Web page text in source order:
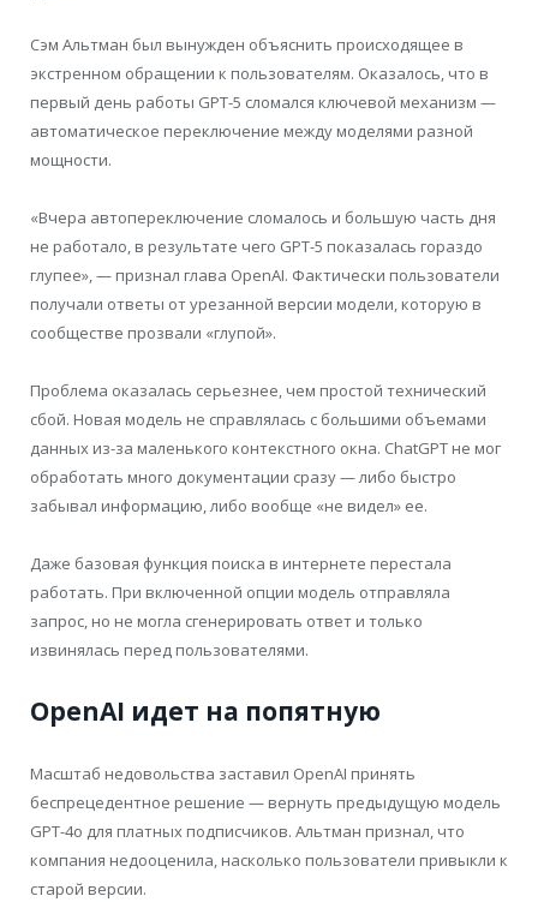
Сэм Альтман был вынужден объяснить происходящее в
экстренном обращении к пользователям. Оказалось, что в
первый день работы GPT-5 сломался ключевой механизм —
автоматическое переключение между моделями разной
мощности.
«Вчера автопереключение сломалось и большую часть дня
не работало, в результате чего GPT-5 показалась гораздо
глупее», — признал глава OpenAI. Фактически пользователи
получали ответы от урезанной версии модели, которую в
сообществе прозвали «глупой».
Проблема оказалась серьезнее, чем простой технический
сбой. Новая модель не справлялась с большими объемами
данных из-за маленького контекстного окна. ChatGPT не мог
обработать много документации сразу — либо быстро
забывал информацию, либо вообще «не видел» ее.
Даже базовая функция поиска в интернете перестала
работать. При включенной опции модель отправляла
запрос, но не могла сгенерировать ответ и только
извинялась перед пользователями.
OpenAI идет на попятную
Масштаб недовольства заставил OpenAI принять
беспрецедентное решение — вернуть предыдущую модель
GPT-4o для платных подписчиков. Альтман признал, что
компания недооценила, насколько пользователи привыкли к
старой версии.